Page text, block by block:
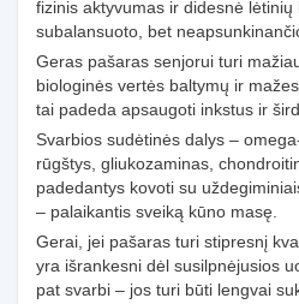
fizinis aktyvumas ir didesnė
subalansuoto, bet
Geras pašaras senjorui turi
biologinės vertės baltymų ir
tai padeda apsaugoti inkstus ir
Svarbios sudėtinės dalys –
rūgštys, gliukozaminas,
padedantys kovoti su
– palaikantis sveiką kūno masę.
Gerai, jei pašaras turi stipresnį
yra išrankesni dėl susilpnėjusios
pat svarbi – jos turi būti lengvai